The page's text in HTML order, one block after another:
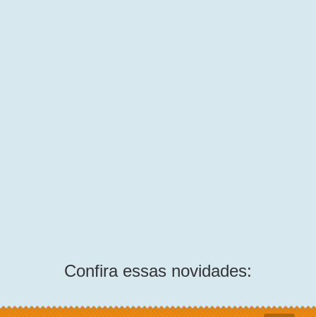
Confira essas novidades: